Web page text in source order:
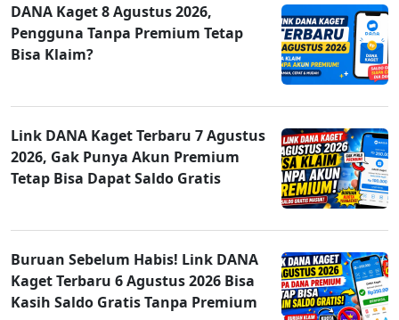
DANA Kaget 8 Agustus 2026,
Pengguna Tanpa Premium Tetap
Bisa Klaim?
Link DANA Kaget Terbaru 7 Agustus
2026, Gak Punya Akun Premium
Tetap Bisa Dapat Saldo Gratis
Buruan Sebelum Habis! Link DANA
Kaget Terbaru 6 Agustus 2026 Bisa
Kasih Saldo Gratis Tanpa Premium